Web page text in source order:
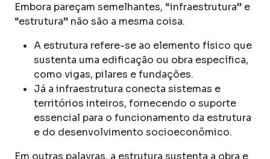
Embora pareçam semelhantes, “infraestrutura” e
“estrutura” não são a mesma coisa.
A estrutura refere-se ao elemento físico que
sustenta uma edificação ou obra específica,
como vigas, pilares e fundações.
Já a infraestrutura conecta sistemas e
territórios inteiros, fornecendo o suporte
essencial para o funcionamento da estrutura
e do desenvolvimento socioeconômico.